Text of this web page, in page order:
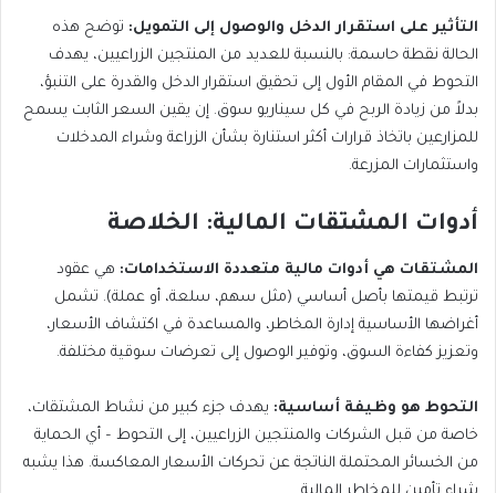
التأثير على استقرار الدخل والوصول إلى التمويل: توضح هذه
الحالة نقطة حاسمة: بالنسبة للعديد من المنتجين الزراعيين، يهدف
التحوط في المقام الأول إلى تحقيق استقرار الدخل والقدرة على التنبؤ،
بدلاً من زيادة الربح في كل سيناريو سوق. إن يقين السعر الثابت يسمح
للمزارعين باتخاذ قرارات أكثر استنارة بشأن الزراعة وشراء المدخلات
واستثمارات المزرعة.
أدوات المشتقات المالية: الخلاصة
المشتقات هي أدوات مالية متعددة الاستخدامات: هي عقود
ترتبط قيمتها بأصل أساسي (مثل سهم، سلعة، أو عملة). تشمل
أغراضها الأساسية إدارة المخاطر، والمساعدة في اكتشاف الأسعار،
وتعزيز كفاءة السوق، وتوفير الوصول إلى تعرضات سوقية مختلفة.
التحوط هو وظيفة أساسية: يهدف جزء كبير من نشاط المشتقات،
خاصة من قبل الشركات والمنتجين الزراعيين، إلى التحوط – أي الحماية
من الخسائر المحتملة الناتجة عن تحركات الأسعار المعاكسة. هذا يشبه